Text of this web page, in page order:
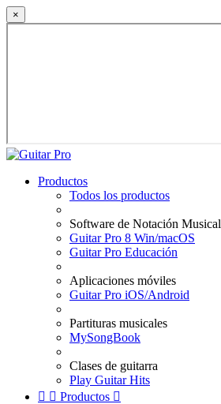
×
Productos
Todos los productos
Software de Notación Musical
Guitar Pro 8 Win/macOS
Guitar Pro Educación
Aplicaciones móviles
Guitar Pro iOS/Android
Partituras musicales
MySongBook
Clases de guitarra
Play Guitar Hits
  Productos 